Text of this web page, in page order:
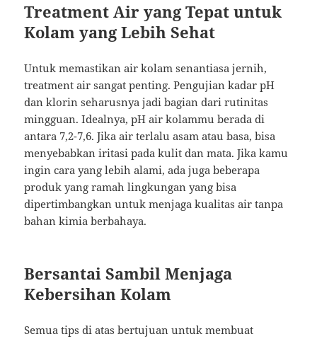
Treatment Air yang Tepat untuk
Kolam yang Lebih Sehat
Untuk memastikan air kolam senantiasa jernih,
treatment air sangat penting. Pengujian kadar pH
dan klorin seharusnya jadi bagian dari rutinitas
mingguan. Idealnya, pH air kolammu berada di
antara 7,2-7,6. Jika air terlalu asam atau basa, bisa
menyebabkan iritasi pada kulit dan mata. Jika kamu
ingin cara yang lebih alami, ada juga beberapa
produk yang ramah lingkungan yang bisa
dipertimbangkan untuk menjaga kualitas air tanpa
bahan kimia berbahaya.
Bersantai Sambil Menjaga
Kebersihan Kolam
Semua tips di atas bertujuan untuk membuat